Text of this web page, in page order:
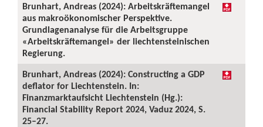
Brunhart, Andreas (2024): Arbeitskräftemangel
aus makroökonomischer Perspektive.
Grundlagenanalyse für die Arbeitsgruppe
«Arbeitskräftemangel» der liechtensteinischen
Regierung.
Brunhart, Andreas (2024): Constructing a GDP
deflator for Liechtenstein. In:
Finanzmarktaufsicht Liechtenstein (Hg.):
Financial Stability Report 2024, Vaduz 2024, S.
25–27.